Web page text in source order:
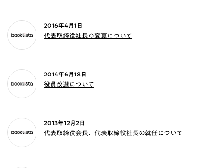
2016年4月1日
代表取締役社長の変更について
2014年6月18日
役員改選について
2013年12月2日
代表取締役会長、代表取締役社長の就任について